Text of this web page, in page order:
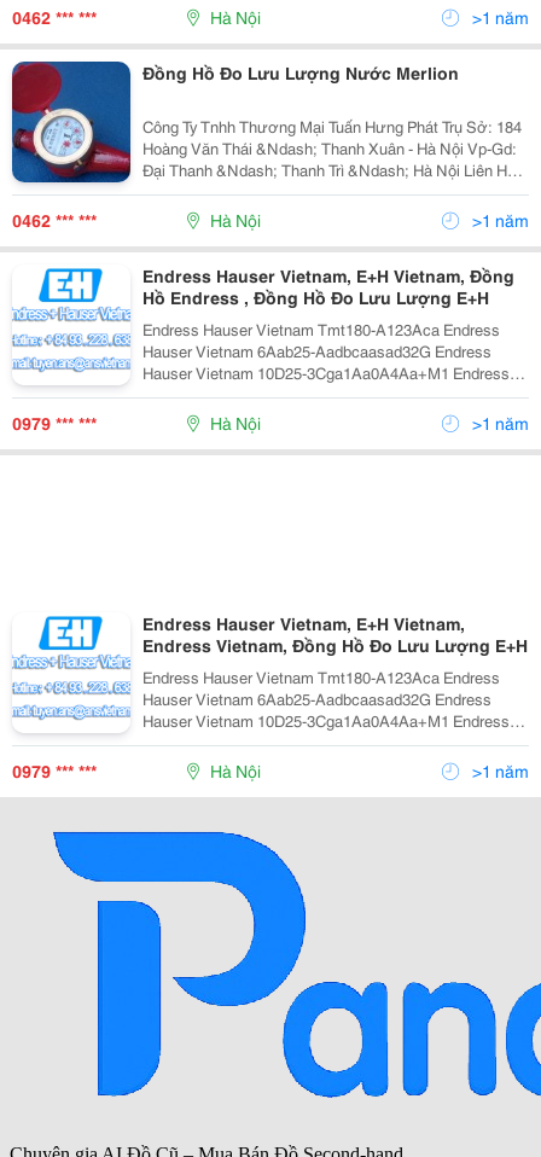
0462 *** *** Hà Nội >1 năm
Đồng Hồ Đo Lưu Lượng Nước Merlion
Công Ty Tnhh Thương Mại Tuấn Hưng Phát Trụ Sở: 184
Hoàng Văn Thái &Ndash; Thanh Xuân - Hà Nội Vp-Gd:
Đại Thanh &Ndash; Thanh Trì &Ndash; Hà Nội Liên Hệ:
Mr Tuấn - Phòng Kinh Doanh
0462 *** *** Hà Nội >1 năm
Endress Hauser Vietnam, E+H Vietnam, Đồng
Hồ Endress , Đồng Hồ Đo Lưu Lượng E+H
Endress Hauser Vietnam Tmt180-A123Aca Endress
Hauser Vietnam 6Aab25-Aadbcaasad32G Endress
Hauser Vietnam 10D25-3Cga1Aa0A4Aa+M1 Endress
Hauser Vietnam Pmp51-Aa22Ia1Pgcgcja1 Endress
Hauser Vietnam Fmp51-Aaacca
0979 *** *** Hà Nội >1 năm
Endress Hauser Vietnam, E+H Vietnam,
Endress Vietnam, Đồng Hồ Đo Lưu Lượng E+H
Endress Hauser Vietnam Tmt180-A123Aca Endress
Hauser Vietnam 6Aab25-Aadbcaasad32G Endress
Hauser Vietnam 10D25-3Cga1Aa0A4Aa+M1 Endress
Hauser Vietnam Pmp51-Aa22Ia1Pgcgcja1 Endress
Hauser Vietnam Fmp51-Aaacca
0979 *** *** Hà Nội >1 năm